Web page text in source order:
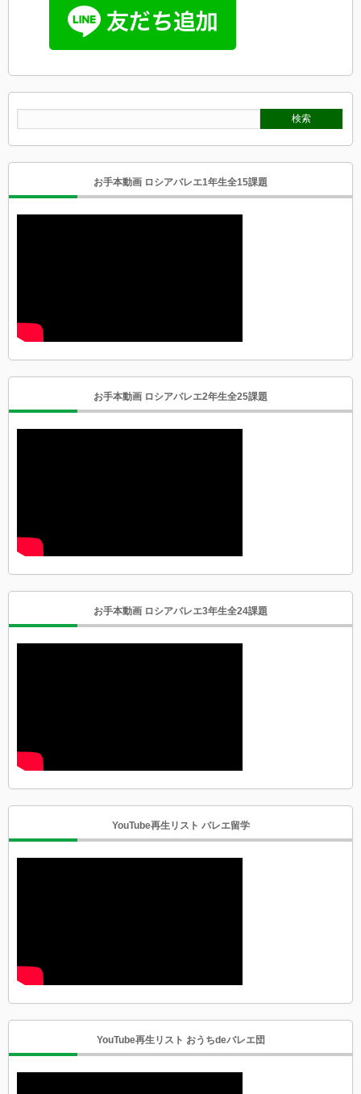
お手本動画 ロシアバレエ1年生全15課題
お手本動画 ロシアバレエ2年生全25課題
お手本動画 ロシアバレエ3年生全24課題
YouTube再生リスト バレエ留学
YouTube再生リスト おうちdeバレエ団